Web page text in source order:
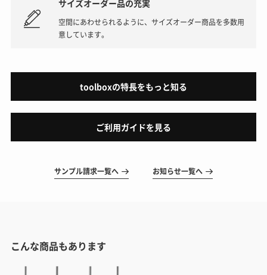
サイズオーダー品の充実
空間にあわせられるように、サイズオーダー商品を多数用
意しています。
toolboxの特長をもっと知る
ご利用ガイドを見る
サンプル請求一覧へ お知らせ一覧へ
こんな商品もあります